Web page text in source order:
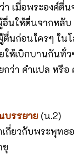
า เมื่อพระองค์ตื่
นให้ตื่นจากหลับ
ตื่นก่อนใครๆ ใน
ให้เบิกบานกันทั่
กว่า คำแปล หรือ
รรยาย (น.2)
กี่ยวกับพระพุทธ
ขุ